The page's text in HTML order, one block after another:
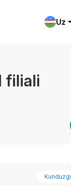
Uz
filiali
Kunduzgi